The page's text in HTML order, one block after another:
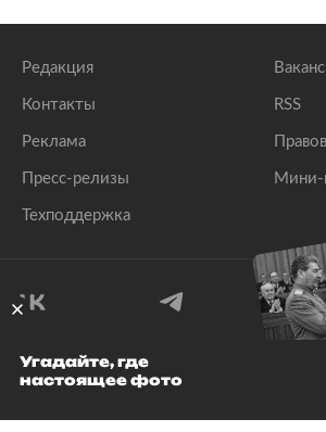
Редакция
Контакты
Реклама
Пресс-релизы
Техподдержка
RSS
Мини-
© 1999–2026 Все права
Угадайте, где
настоящее фото